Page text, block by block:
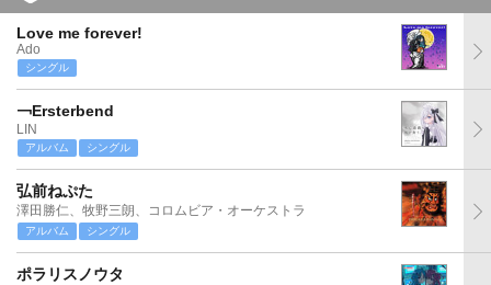
Love me forever!
Ado
シングル
￢Ersterbend
LIN
アルバム シングル
弘前ねぷた
澤田勝仁、牧野三朗、コロムビア・オーケストラ
アルバム シングル
ポラリスノウタ